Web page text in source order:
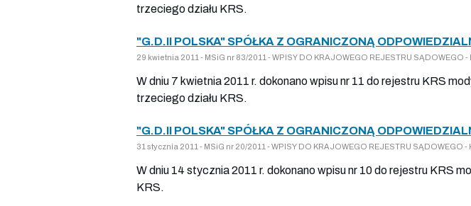
trzeciego działu KRS.
"G.D.II POLSKA" SPÓŁKA Z OGRANICZONĄ
29 kwietnia 2011 - MSiG nr 83/2011 - WPISY DO KRAJOWEGO REJESTRU
W dniu 7 kwietnia 2011 r. dokonano wpisu nr 11 do rejestru KRS
trzeciego działu KRS.
"G.D.II POLSKA" SPÓŁKA Z OGRANICZONĄ
31 stycznia 2011 - MSiG nr 20/2011 - WPISY DO KRAJOWEGO REJESTRU
W dniu 14 stycznia 2011 r. dokonano wpisu nr 10 do rejestru KRS
KRS.